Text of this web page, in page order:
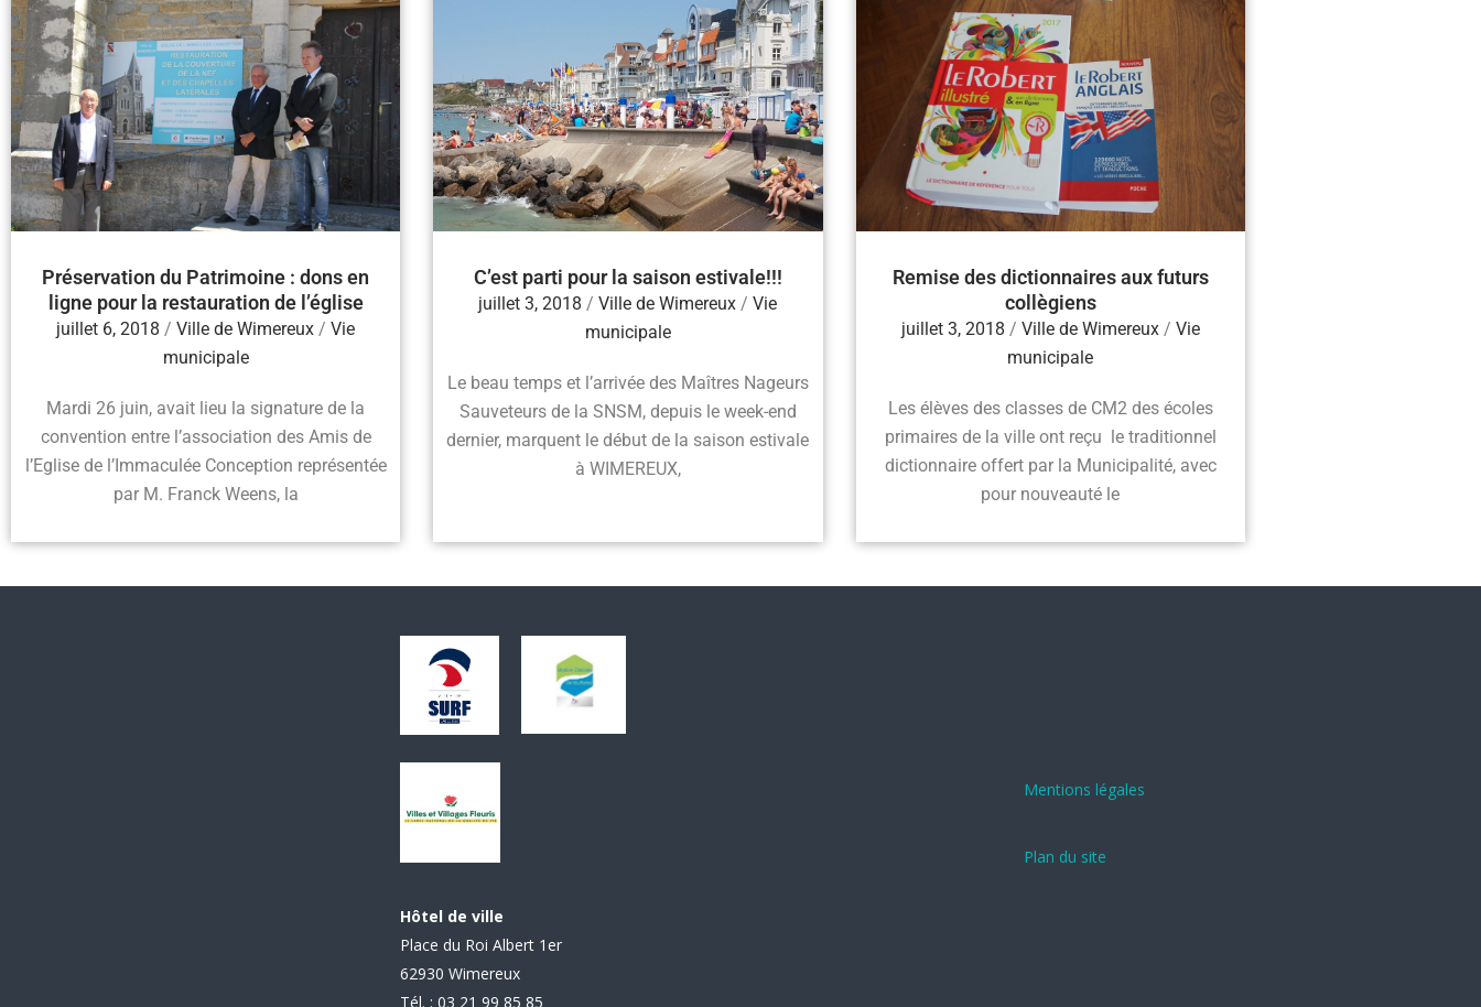
Préservation du Patrimoine : dons en
ligne pour la restauration de l’église
juillet 6, 2018 / Ville de Wimereux / Vie
municipale
Mardi 26 juin, avait lieu la signature de la
convention entre l’association des Amis de
l’Eglise de l’Immaculée Conception représentée
par M. Franck Weens, la
C’est parti pour la saison estivale!!!
juillet 3, 2018 / Ville de Wimereux / Vie
municipale
Le beau temps et l’arrivée des Maîtres Nageurs
Sauveteurs de la SNSM, depuis le week-end
dernier, marquent le début de la saison estivale
à WIMEREUX,
Remise des dictionnaires aux futurs
collègiens
juillet 3, 2018 / Ville de Wimereux / Vie
municipale
Les élèves des classes de CM2 des écoles
primaires de la ville ont reçu le traditionnel
dictionnaire offert par la Municipalité, avec
pour nouveauté le
Hôtel de ville
Place du Roi Albert 1er
62930 Wimereux
Tél. : 03 21 99 85 85
Mentions légales
Plan du site